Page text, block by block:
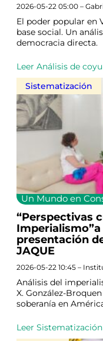
2026-05-22 05:00 –
El poder popular en
base social. Un
democracia directa.
Leer Análisis de
Sistematización
Un Mundo en
“Perspectivas
presentación
JAQUE
2026-05-22 10:45 –
Análisis del
X. González-
soberanía en
Leer Sistematización